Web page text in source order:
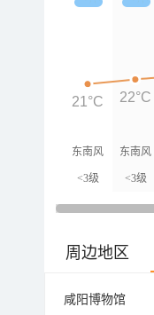
东南风
<3级
东南风
<3级
21°C 22°C
周边地区
咸阳博物馆